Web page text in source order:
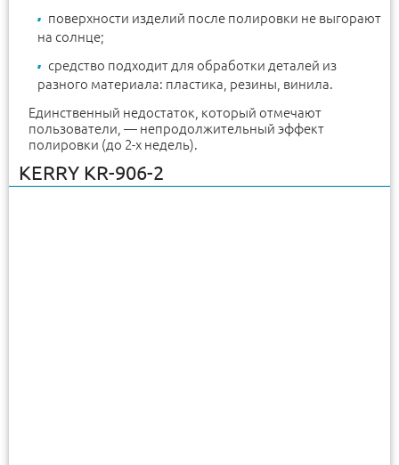
поверхности изделий после полировки не выгорают
на солнце;
средство подходит для обработки деталей из
разного материала: пластика, резины, винила.
Единственный недостаток, который отмечают
пользователи, — непродолжительный эффект
полировки (до 2-х недель).
KERRY KR-906-2